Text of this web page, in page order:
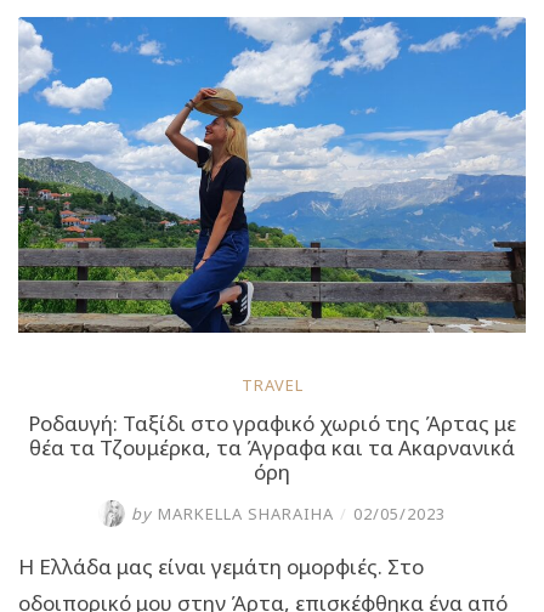
τεχνητή
λίμνη
Πουρναρίου
και
δραστηριότητες
που
μπορείς
να
κάνεις”
TRAVEL
Ροδαυγή: Ταξίδι στο γραφικό χωριό της Άρτας με
θέα τα Τζουμέρκα, τα Άγραφα και τα Ακαρνανικά
όρη
by MARKELLA SHARAIHA / 02/05/2023
Η Ελλάδα μας είναι γεμάτη ομορφιές. Στο
οδοιπορικό μου στην Άρτα, επισκέφθηκα ένα από